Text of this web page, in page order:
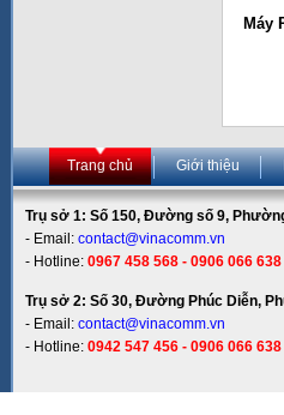
Máy
Trang chủ Giới thiệu
Trụ sở 1: Số 150, Đường số 9,
- Email: contact@vinacomm.vn
- Hotline: 0967 458 568 - 0906 066
Trụ sở 2: Số 30, Đường Phúc Diễn,
- Email: contact@vinacomm.vn
- Hotline: 0942 547 456 - 0906 066